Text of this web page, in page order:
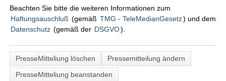
Beachten Sie bitte die weiteren Informationen zum
Haftungsauschluß (gemäß TMG - TeleMedianGesetz) und dem
Datenschutz (gemäß der DSGVO).
PresseMitteliung löschen
Pressemitteilung ändern
PresseMitteliung beanstanden